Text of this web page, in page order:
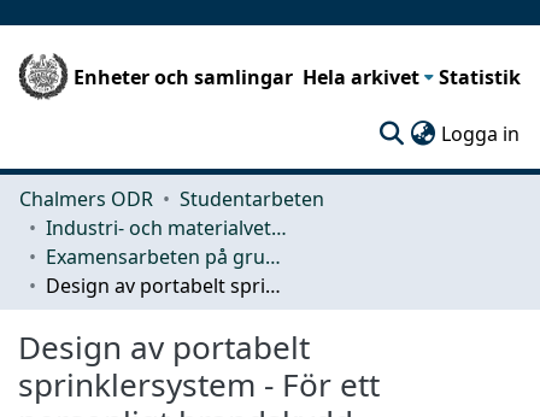
Enheter och samlingar Hela arkivet Statistik
Logga in
Chalmers ODR
Studentarbeten
Industri- och materialvetenskap (IMS)
Examensarbeten på grundnivå
Design av portabelt sprinklersystem - För ett personligt brandskydd
Design av portabelt
sprinklersystem - För ett